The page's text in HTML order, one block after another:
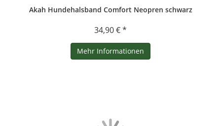
Akah Hundehalsband Comfort Neopren schwarz
34,90 € *
Mehr Informationen